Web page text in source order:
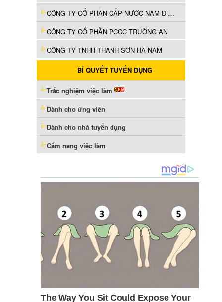
CÔNG TY CỔ PHẦN CẤP NƯỚC NAM ĐỊNH
CÔNG TY CỔ PHẦN PCCC TRƯỜNG AN
CÔNG TY TNHH THANH SƠN HÀ NAM
BÍ QUYẾT TUYỂN DỤNG
Trắc nghiệm việc làm
Dành cho ứng viên
Dành cho nhà tuyển dụng
Cẩm nang việc làm